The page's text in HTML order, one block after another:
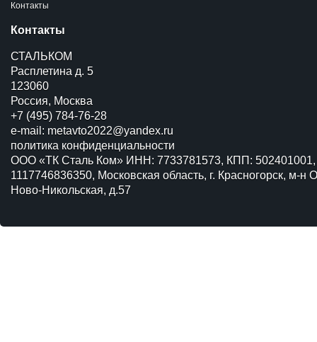
Контакты
Контакты
СТАЛЬКОМ
Расплетина д. 5
123060
Россия, Москва
+7 (495) 784-76-28
e-mail: metavto2022@yandex.ru
политика конфиденциальности
ООО «ТК Сталь Ком» ИНН: 7733781573, КПП:
1117746836350, Московская область, г. Красногорск, м-н
Ново-Никольская, д.57